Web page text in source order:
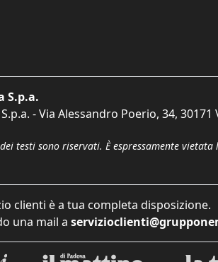
S.p.a.
- Via Alessandro Poerio, 34, 30171
testi sono riservati. È espressamente
clienti è a tua completa disposizione.
una mail a